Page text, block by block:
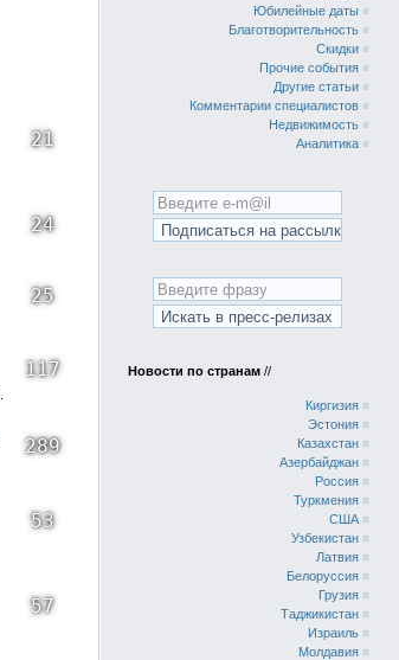
21
24
25
117
289
53
57
Юбилейные даты «
Благотворительность «
Скидки «
Прочие события «
Другие статьи «
Комментарии специалистов «
Недвижимость «
Аналитика «
Новости по странам //
Киргизия «
Эстония «
Казахстан «
Азербайджан «
Россия «
Туркмения «
США «
Узбекистан «
Латвия «
Белоруссия «
Грузия «
Таджикистан «
Израиль «
Молдавия «